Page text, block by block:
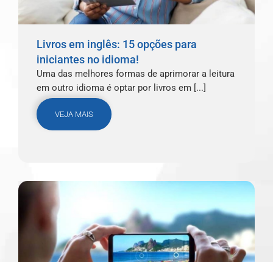
Livros em inglês: 15 opções para
iniciantes no idioma!
Uma das melhores formas de aprimorar a leitura
em outro idioma é optar por livros em [...]
VEJA MAIS